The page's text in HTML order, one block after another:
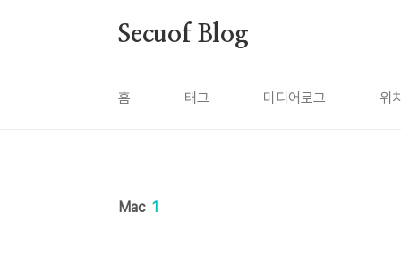
Secuof Blog
홈 태그 미디어로그 위
Mac 1